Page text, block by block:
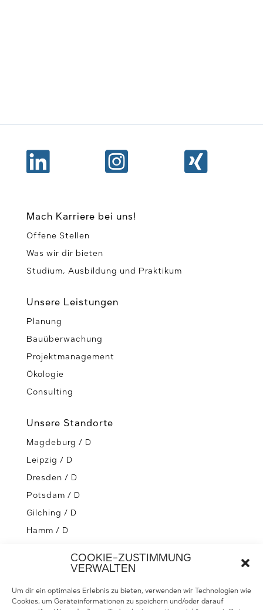
COOKIE-ZUSTIMMUNG
VERWALTEN
Um dir ein optimales Erlebnis zu bieten, verwenden wir Technologien wie
Cookies, um Geräteinformationen zu speichern und/oder darauf
  
Mach Karriere bei uns!
Offene Stellen
Was wir dir bieten
Studium, Ausbildung und Praktikum
Unsere Leistungen
Planung
Bauüberwachung
Projektmanagement
Ökologie
Consulting
Unsere Standorte
Magdeburg / D
Leipzig / D
Dresden / D
Potsdam / D
Gilching / D
Hamm / D
Schaffhausen / CH